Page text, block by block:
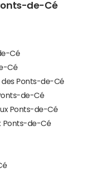
de-Cé
Cé
Cé
Ponts-de-Cé
de-Cé
Ponts-de-Cé
Ponts-de-Cé